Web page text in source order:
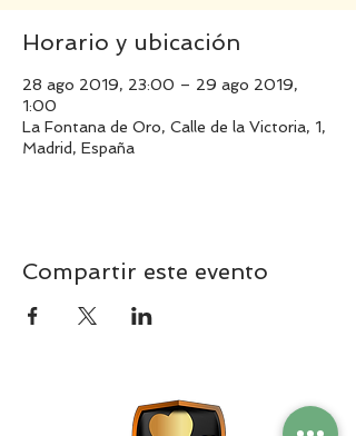
Horario y ubicación
28 ago 2019, 23:00 – 29 ago 2019,
1:00
La Fontana de Oro, Calle de la Victoria, 1,
Madrid, España
Compartir este evento